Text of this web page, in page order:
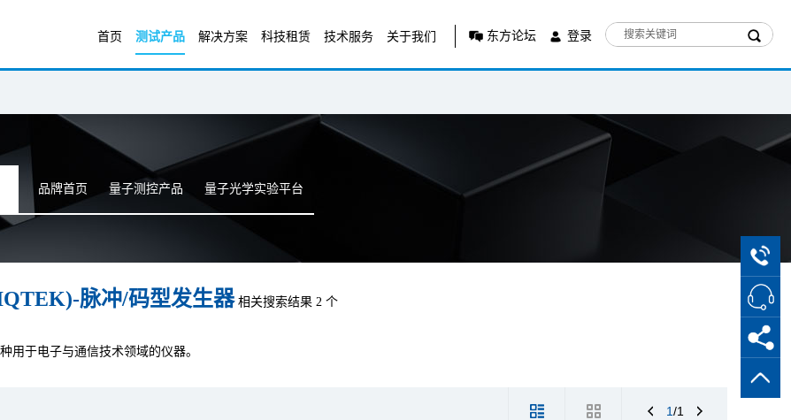
首页 测试产品 解决方案 科技租赁 技术服务 关于我们 东方论坛 登录
品牌首页 量子测控产品 量子光学实验平台
脉冲/码型发生器相关搜索结果 2 个
用于电子与通信技术领域的仪器。
1/1